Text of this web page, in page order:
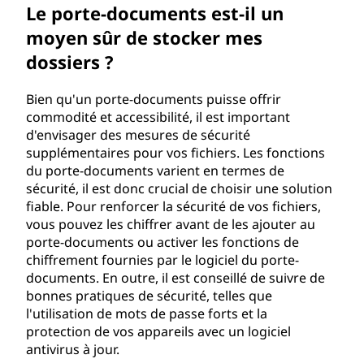
Le porte-documents est-il un
moyen sûr de stocker mes
dossiers ?
Bien qu'un porte-documents puisse offrir
commodité et accessibilité, il est important
d'envisager des mesures de sécurité
supplémentaires pour vos fichiers. Les fonctions
du porte-documents varient en termes de
sécurité, il est donc crucial de choisir une solution
fiable. Pour renforcer la sécurité de vos fichiers,
vous pouvez les chiffrer avant de les ajouter au
porte-documents ou activer les fonctions de
chiffrement fournies par le logiciel du porte-
documents. En outre, il est conseillé de suivre de
bonnes pratiques de sécurité, telles que
l'utilisation de mots de passe forts et la
protection de vos appareils avec un logiciel
antivirus à jour.